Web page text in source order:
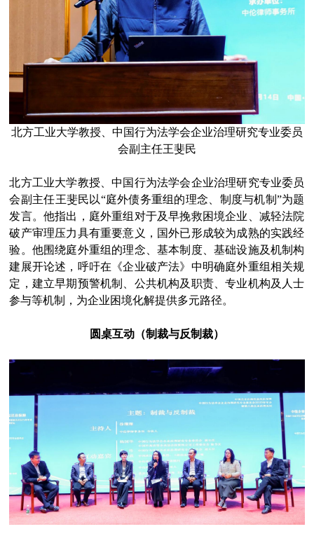
北方工业大学教授、中国行为法学会企业治理研究专业委员
会副主任王斐民
北方工业大学教授、中国行为法学会企业治理研究专业委员
会副主任王斐民以“庭外债务重组的理念、制度与机制”为题
发言。他指出，庭外重组对于及早挽救困境企业、减轻法院
破产审理压力具有重要意义，国外已形成较为成熟的实践经
验。他围绕庭外重组的理念、基本制度、基础设施及机制构
建展开论述，呼吁在《企业破产法》中明确庭外重组相关规
定，建立早期预警机制、公共机构及职责、专业机构及人士
参与等机制，为企业困境化解提供多元路径。
圆桌互动（制裁与反制裁）